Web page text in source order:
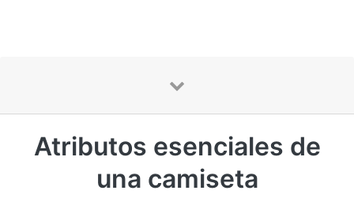
Atributos esenciales de
una camiseta